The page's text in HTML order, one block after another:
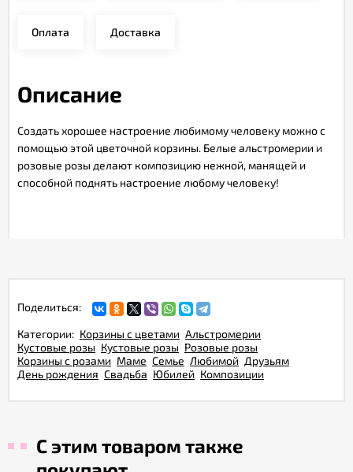
Оплата Доставка
Описание
Создать хорошее настроение любимому человеку можно с
помощью этой цветочной корзины. Белые альстромерии и
розовые розы делают композицию нежной, манящей и
способной поднять настроение любому человеку!
Поделиться:
Категории: Корзины с цветами Альстромерии
Кустовые розы Кустовые розы Розовые розы
Корзины с розами Маме Семье Любимой Друзьям
День рождения Свадьба Юбилей Композиции
С этим товаром также